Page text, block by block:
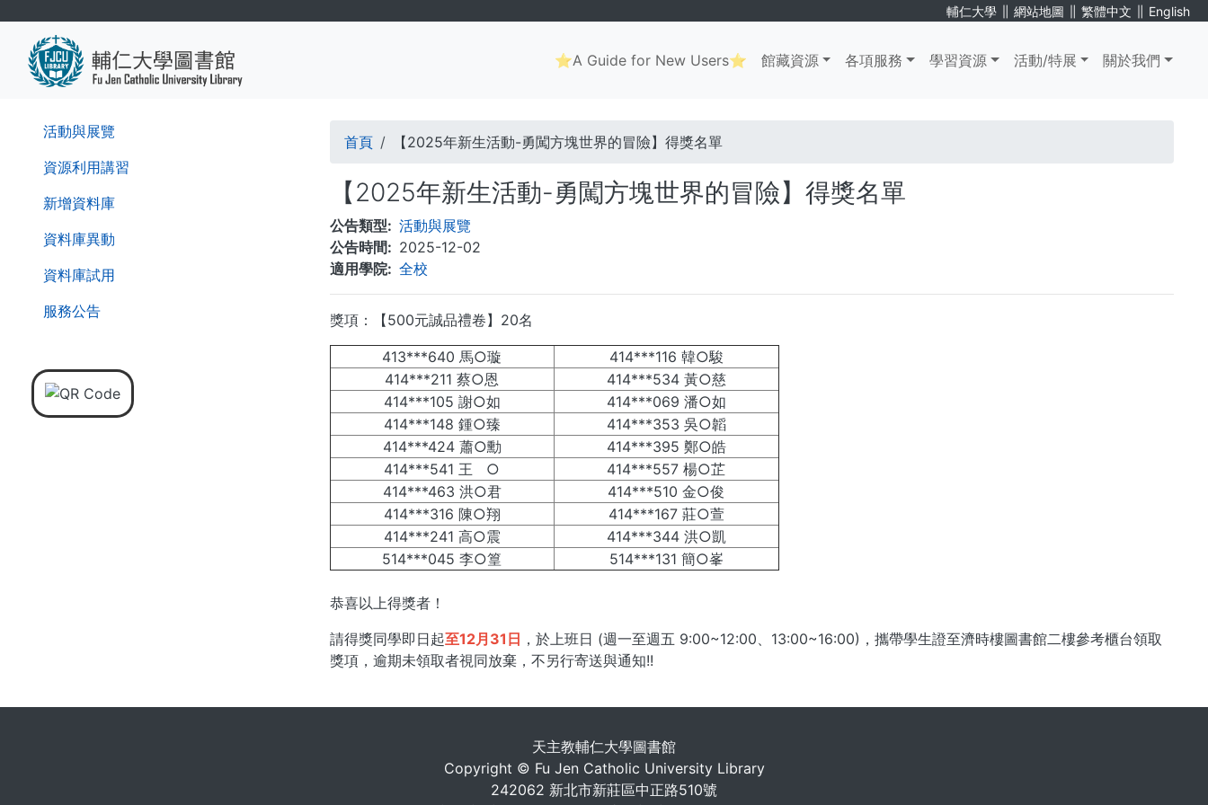
輔仁大學 ∥ 網站地圖 ∥ 繁體中文 ∥ English
Main
navigation
⭐A Guide for New Users⭐ 館藏資源 各項服務 學習資源 活動/特展 關於我們
活動與展覽
資源利用講習
新增資料庫
資料庫異動
資料庫試用
服務公告
導
航
連
結
首頁 【2025年新生活動-勇闖方塊世界的冒險】得獎名單
【2025年新生活動-勇闖方塊世界的冒險】得獎名單
公告類型
活動與展覽
公告時間
2025-12-02
適用學院
全校
獎項：【500元誠品禮卷】20名
413***640 馬○璇
414***116 韓○駿
414***211 蔡○恩
414***534 黃○慈
414***105 謝○如
414***069 潘○如
414***148 鍾○臻
414***353 吳○韜
414***424 蕭○勳
414***395 鄭○皓
414***541 王 ○
414***557 楊○芷
414***463 洪○君
414***510 金○俊
414***316 陳○翔
414***167 莊○萱
414***241 高○震
414***344 洪○凱
514***045 李○篁
514***131 簡○峯
恭喜以上得獎者！
請得獎同學即日起⾄12⽉31⽇ ，於上班⽇ (週⼀⾄週五 9:00~12:00、13:00~16:00)，攜帶學⽣證⾄濟時樓圖書館二樓參考櫃台領取
獎項，逾期未領取者視同放棄，不另行寄送與通知!!
天主教輔仁大學圖書館
Copyright © Fu Jen Catholic University Library
242062 新北市新莊區中正路510號